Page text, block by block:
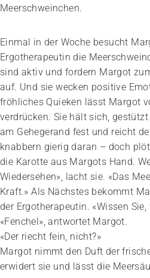
Meerschweinchen.
Einmal in der Woche besucht
Ergotherapeutin die
sind aktiv und fordern Margot
auf. Und sie wecken positive
fröhliches Quieken lässt Margot
verdrücken. Sie hält sich,
am Gehegerand fest und reicht
knabbern gierig daran – doch
die Karotte aus Margots Hand.
Wiedersehen», lacht sie. «Das
Kraft.» Als Nächstes bekommt
der Ergotherapeutin. «Wissen
«Fenchel», antwortet Margot.
«Der riecht fein, nicht?»
Margot nimmt den Duft der
erwidert sie und lässt die